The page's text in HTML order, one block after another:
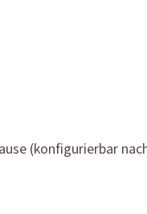
(konfigurierbar